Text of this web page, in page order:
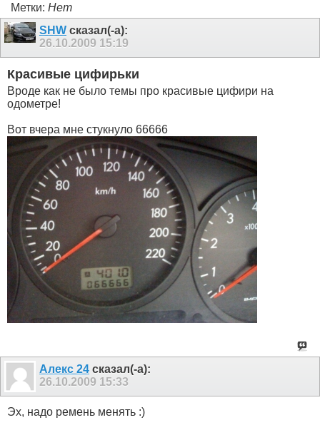
Метки: Нет
SHW сказал(-а):
26.10.2009 15:19
Красивые цифирьки
Вроде как не было темы про красивые цифири на
одометре!
Вот вчера мне стукнуло 66666
Алекс 24 сказал(-а):
26.10.2009 15:33
Эх, надо ремень менять :)